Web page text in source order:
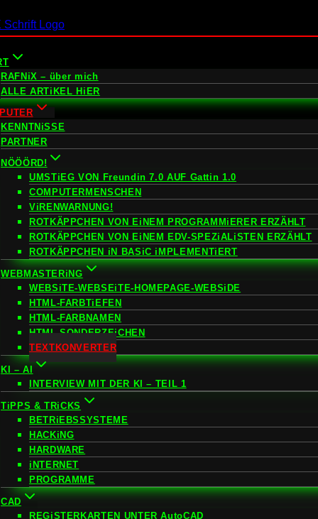
RAFNiX – über mich
ALLE ARTiKEL HiER
KENNTNiSSE
PARTNER
NÖÖÖRD!
UMSTiEG VON Freundin 7.0 AUF Gattin 1.0
COMPUTERMENSCHEN
ViRENWARNUNG!
ROTKÄPPCHEN VON EiNEM PROGRAMMiERER ERZÄHLT
ROTKÄPPCHEN VON EiNEM EDV-SPEZiALiSTEN ERZÄHLT
ROTKÄPPCHEN iN BASiC iMPLEMENTiERT
WEBMASTERiNG
WEBSiTE-WEBSEiTE-HOMEPAGE-WEBSiDE
HTML-FARBTiEFEN
HTML-FARBNAMEN
HTML-SONDERZEiCHEN
TEXTKONVERTER
KI – AI
INTERVIEW MIT DER KI – TEIL 1
TiPPS & TRiCKS
BETRiEBSSYSTEME
HACKiNG
HARDWARE
iNTERNET
PROGRAMME
CAD
REGiSTERKARTEN UNTER AutoCAD